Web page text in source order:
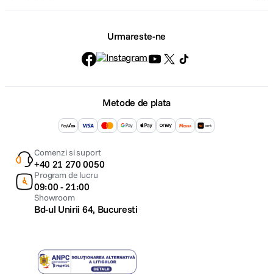
Urmareste-ne
Metode de plata
Comenzi si suport
+40 21 270 0050
Program de lucru
09:00 - 21:00
Showroom
Bd-ul Unirii 64, Bucuresti